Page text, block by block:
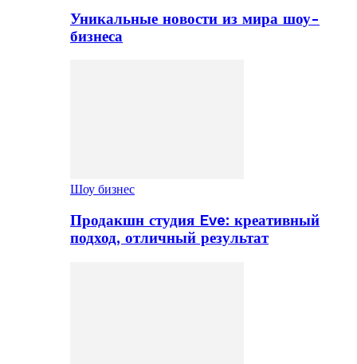
Уникальные новости из мира шоу-
бизнеса
Шоу бизнес
Продакшн студия Eve: креативный
подход, отличный результат